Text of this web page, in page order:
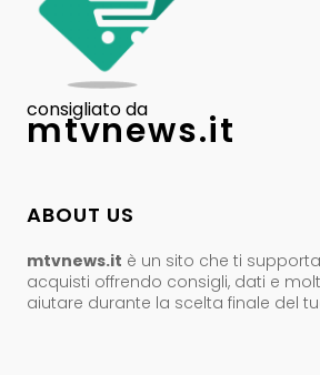
consigliato da
mtvnews.it
ABOUT US
mtvnews.it è un sito che ti
acquisti offrendo consigli, dati e
aiutare durante la scelta finale del